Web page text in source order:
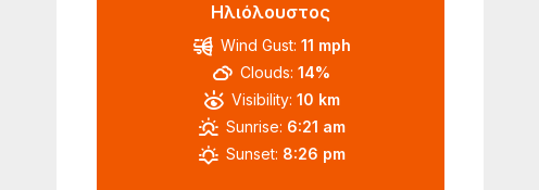
Ηλιόλουστος
Wind Gust: 11 mph
Clouds: 14%
Visibility: 10 km
Sunrise: 6:21 am
Sunset: 8:26 pm